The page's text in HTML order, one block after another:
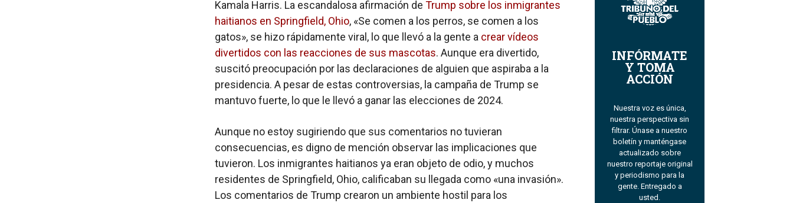
Kamala Harris. La escandalosa afirmación de Trump sobre los inmigrantes
haitianos en Springfield, Ohio, «Se comen a los perros, se comen a los
gatos», se hizo rápidamente viral, lo que llevó a la gente a crear vídeos
divertidos con las reacciones de sus mascotas. Aunque era divertido,
suscitó preocupación por las declaraciones de alguien que aspiraba a la
presidencia. A pesar de estas controversias, la campaña de Trump se
mantuvo fuerte, lo que le llevó a ganar las elecciones de 2024.
Aunque no estoy sugiriendo que sus comentarios no tuvieran
consecuencias, es digno de mención observar las implicaciones que
tuvieron. Los inmigrantes haitianos ya eran objeto de odio, y muchos
residentes de Springfield, Ohio, calificaban su llegada como «una invasión».
Los comentarios de Trump crearon un ambiente hostil para los
INFÓRMATE
Y TOMA
ACCIÓN
Nuestra voz es única,
nuestra perspectiva sin
filtrar. Únase a nuestro
boletín y manténgase
actualizado sobre
nuestro reportaje original
y periodismo para la
gente. Entregado a
usted.